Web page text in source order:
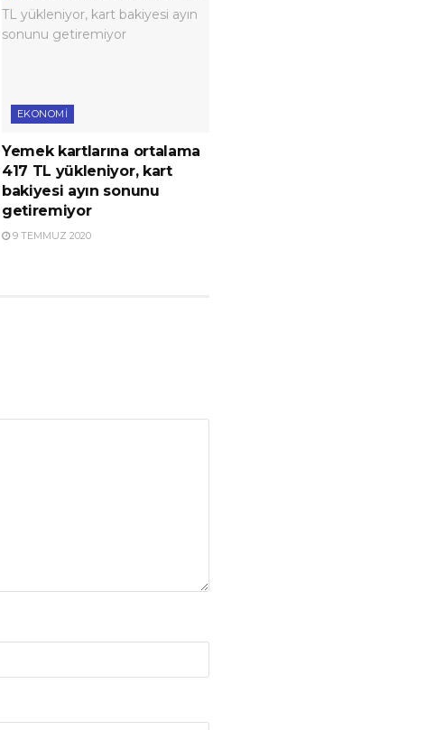
EKONOMI
Yemek kartlarına ortalama
417 TL yükleniyor, kart
bakiyesi ayın sonunu
getiremiyor
9 TEMMUZ 2020